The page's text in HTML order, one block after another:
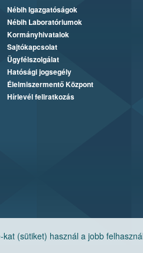
(sütiket) használ a jobb
Nébih Igazgatóságok
Nébih Laboratóriumok
Kormányhivatalok
Sajtókapcsolat
Ügyfélszolgálat
Hatósági jogsegély
Élelmiszermentő Központ
Hírlevél feliratkozás